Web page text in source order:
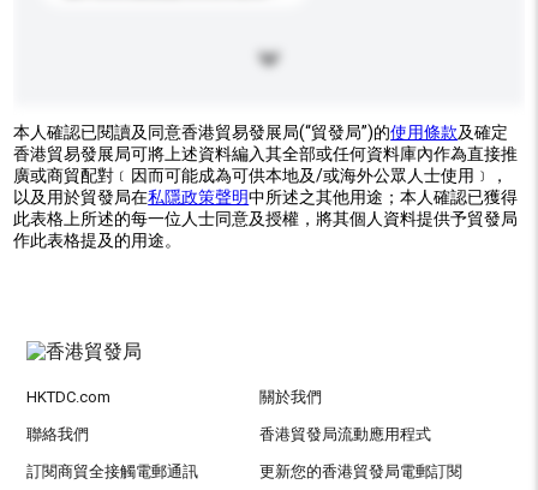
本人確認已閱讀及同意香港貿易發展局(“貿發局”)的使用條款及確定
香港貿易發展局可將上述資料編入其全部或任何資料庫內作為直接推
廣或商貿配對﹝因而可能成為可供本地及/或海外公眾人士使用﹞，
以及用於貿發局在私隱政策聲明中所述之其他用途；本人確認已獲得
此表格上所述的每一位人士同意及授權，將其個人資料提供予貿發局
作此表格提及的用途。
HKTDC.com 關於我們
聯絡我們 香港貿發局流動應用程式
訂閱商貿全接觸電郵通訊 更新您的香港貿發局電郵訂閱